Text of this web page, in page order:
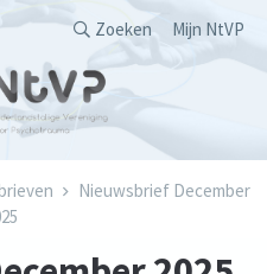
Secondary
Zoeken Mijn NtVP
Nieuwsbrief December